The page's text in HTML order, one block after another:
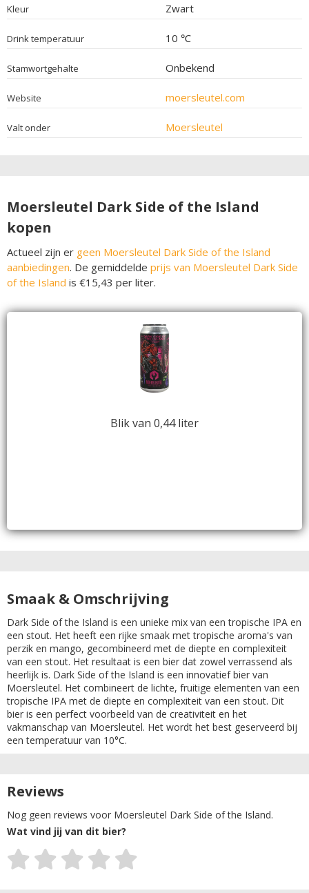
Kleur Zwart
Drink temperatuur 10 ℃
Stamwortgehalte Onbekend
Website moersleutel.com
Valt onder Moersleutel
Moersleutel Dark Side of the Island
kopen
Actueel zijn er geen Moersleutel Dark Side of the Island
aanbiedingen. De gemiddelde prijs van Moersleutel Dark Side
of the Island is €15,43 per liter.
Blik van 0,44 liter
Smaak & Omschrijving
Dark Side of the Island is een unieke mix van een tropische IPA en
een stout. Het heeft een rijke smaak met tropische aroma's van
perzik en mango, gecombineerd met de diepte en complexiteit
van een stout. Het resultaat is een bier dat zowel verrassend als
heerlijk is. Dark Side of the Island is een innovatief bier van
Moersleutel. Het combineert de lichte, fruitige elementen van een
tropische IPA met de diepte en complexiteit van een stout. Dit
bier is een perfect voorbeeld van de creativiteit en het
vakmanschap van Moersleutel. Het wordt het best geserveerd bij
een temperatuur van 10°C.
Reviews
Nog geen reviews voor Moersleutel Dark Side of the Island.
Wat vind jij van dit bier?